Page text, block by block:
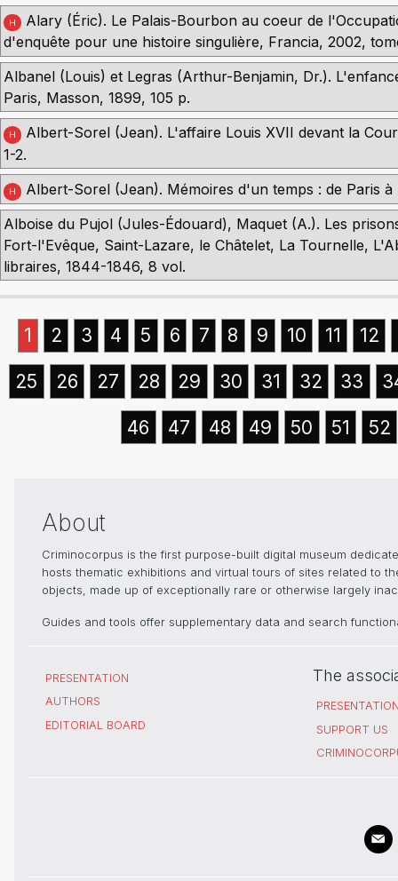
H
Alary (Éric). Le Palais-Bourbon au coeur de
d'enquête pour une histoire singulière, Francia, 2002,
Albanel (Louis) et Legras (Arthur-Benjamin, Dr.).
Paris, Masson, 1899, 105 p.
H
Albert-Sorel (Jean). L'affaire Louis XVII devant la
1-2.
H
Albert-Sorel (Jean). Mémoires d'un temps : de Paris
Alboise du Pujol (Jules-Édouard), Maquet (A.). Les
Fort-l'Evêque, Saint-Lazare, le Châtelet, La Tournelle,
libraires, 1844-1846, 8 vol.
1 2 3 4 5 6 7 8 9 10 11 12
25 26 27 28 29 30 31 32 33
46 47 48 49 50 51 52
About
Criminocorpus is the first purpose-built digital museum
hosts thematic exhibitions and virtual tours of sites related to
objects, made up of exceptionally rare or otherwise largely
Guides and tools offer supplementary data and search
PRESENTATION
AUTHORS
EDITORIAL BOARD
The
SUPPORT US